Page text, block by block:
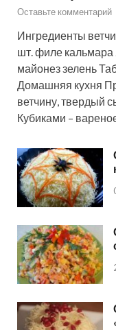
Оставьте комментарий
Ингредиенты
шт. филе кальмара
майонез зелень
Домашняя кухня
ветчину, твердый
Кубиками –